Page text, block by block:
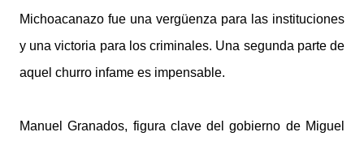
Michoacanazo fue una vergüenza para las instituciones
y una victoria para los criminales. Una segunda parte de
aquel churro infame es impensable.
Manuel Granados, figura clave del gobierno de Miguel